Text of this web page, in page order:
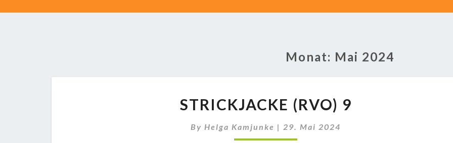
Monat: Mai 2024
(RVO)
STRICKJACKE (RVO) 9
ByHelga Kamjunke | 29. Mai 2024